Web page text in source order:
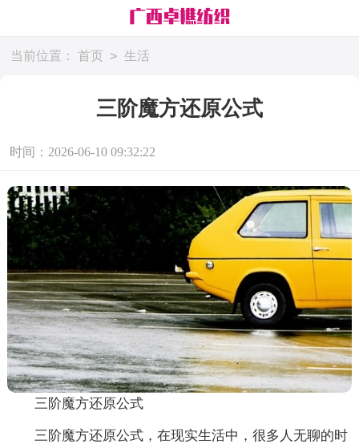
当前位置： 首页 > 生活
三阶魔方还原公式
时间：2026-06-10 09:32:22
三阶魔方还原公式
三阶魔方还原公式，在现实生活中，很多人无聊的时